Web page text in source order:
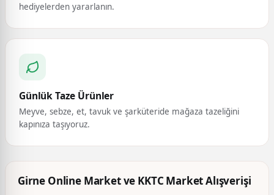
hediyelerden yararlanın.
Günlük Taze Ürünler
Meyve, sebze, et, tavuk ve şarküteride mağaza tazeliğini
kapınıza taşıyoruz.
Girne Online Market ve KKTC Market Alışverişi